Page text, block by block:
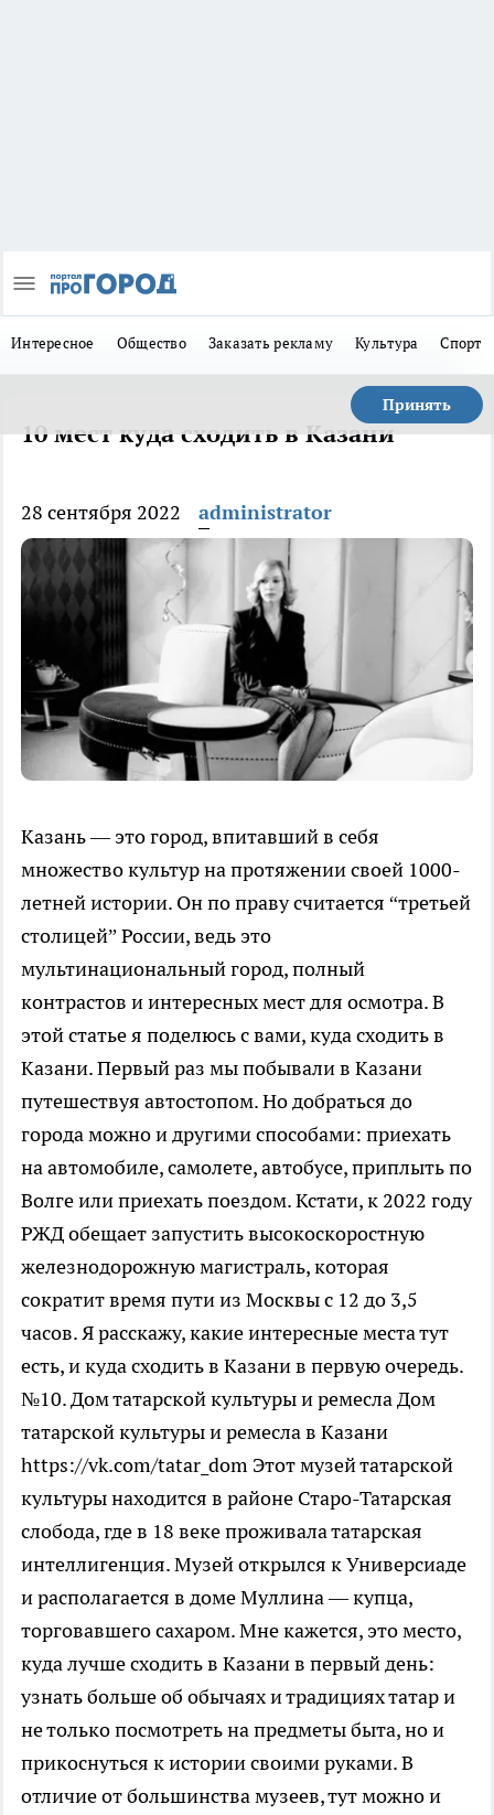
Интересное Общество Заказать рекламу Культура Спорт
Принять
10 мест куда сходить в Казани
28 сентября 2022 administrator
Казань — это город, впитавший в себя
множество культур на протяжении своей 1000-
летней истории. Он по праву считается “третьей
столицей” России, ведь это
мультинациональный город, полный
контрастов и интересных мест для осмотра. В
этой статье я поделюсь с вами, куда сходить в
Казани. Первый раз мы побывали в Казани
путешествуя автостопом. Но добраться до
города можно и другими способами: приехать
на автомобиле, самолете, автобусе, приплыть по
Волге или приехать поездом. Кстати, к 2022 году
РЖД обещает запустить высокоскоростную
железнодорожную магистраль, которая
сократит время пути из Москвы с 12 до 3,5
часов. Я расскажу, какие интересные места тут
есть, и куда сходить в Казани в первую очередь.
№10. Дом татарской культуры и ремесла Дом
татарской культуры и ремесла в Казани
https://vk.com/tatar_dom Этот музей татарской
культуры находится в районе Старо-Татарская
слобода, где в 18 веке проживала татарская
интеллигенция. Музей открылся к Универсиаде
и располагается в доме Муллина — купца,
торговавшего сахаром. Мне кажется, это место,
куда лучше сходить в Казани в первый день:
узнать больше об обычаях и традициях татар и
не только посмотреть на предметы быта, но и
прикоснуться к истории своими руками. В
отличие от большинства музеев, тут можно и